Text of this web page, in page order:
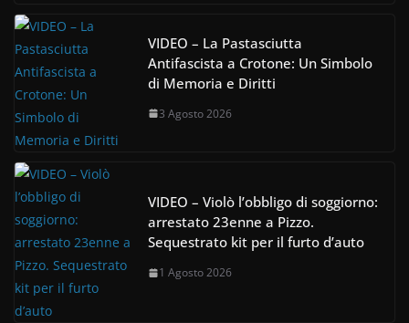
VIDEO – La Pastasciutta
Antifascista a Crotone: Un Simbolo
di Memoria e Diritti
3 Agosto 2026
VIDEO – Violò l’obbligo di soggiorno:
arrestato 23enne a Pizzo.
Sequestrato kit per il furto d’auto
1 Agosto 2026